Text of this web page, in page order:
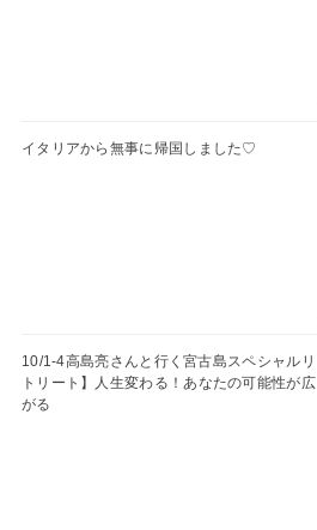
イタリアから無事に帰国しました♡
10/1-4高島亮さんと行く宮古島スペシャルリ
トリート】人生変わる！あなたの可能性が広
がる